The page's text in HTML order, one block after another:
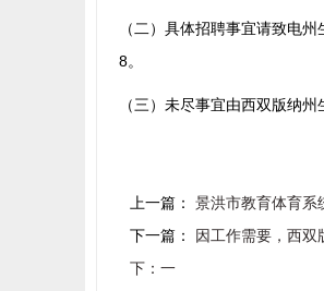
（二）具体招聘事宜请致电
8。
（三）未尽事宜由西双版纳
上一篇： 景洪市教育体育系
下一篇： 因工作需要，西双
下：一